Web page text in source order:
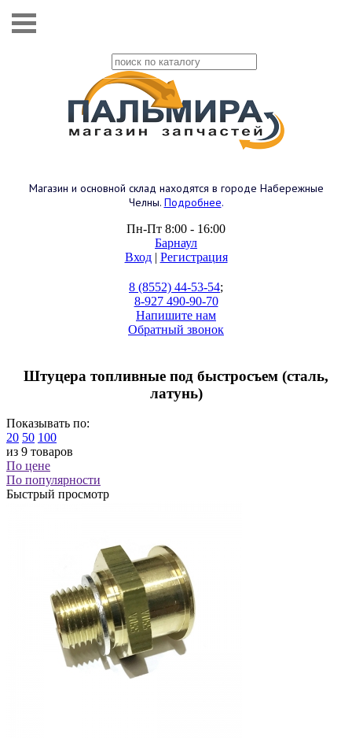
Магазин и основной склад находятся в городе Набережные
Челны. Подробнее.
Пн-Пт 8:00 - 16:00
Барнаул
Вход| Регистрация
8 (8552) 44-53-54;
8-927 490-90-70
Напишите нам
Обратный звонок
Штуцера топливные под быстросъем (сталь,
латунь)
Показывать по:
20 50 100
из 9 товаров
По цене
По популярности
Быстрый просмотр